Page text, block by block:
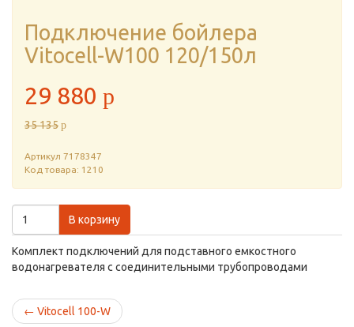
Подключение бойлера
Vitocell-W100 120/150л
29 880 p
35 135 p
Артикул 7178347
Код товара: 1210
В корзину
Комплект подключений для подставного емкостного
водонагревателя с соединительными трубопроводами
← Vitocell 100-W